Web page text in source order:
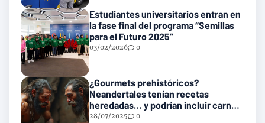
Estudiantes universitarios entran en
la fase final del programa “Semillas
para el Futuro 2025”
03/02/2026 0
¿Gourmets prehistóricos?
Neandertales tenían recetas
heredadas… y podrían incluir carne
con gusanos
28/07/2025 0